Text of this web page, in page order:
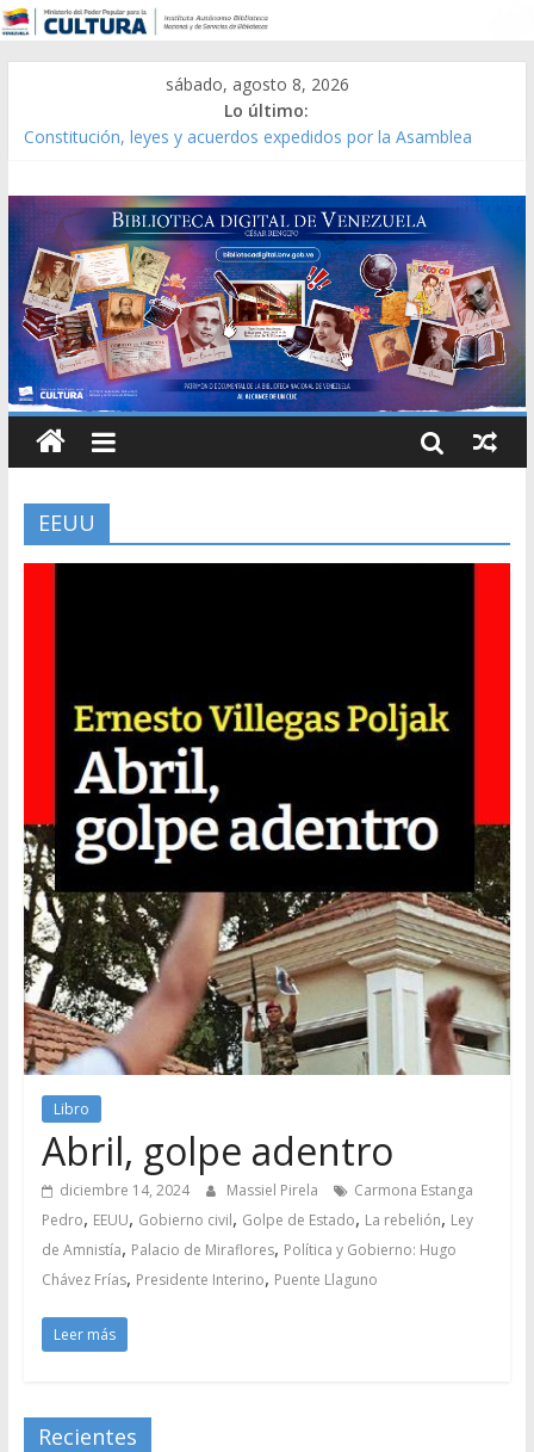
sábado, agosto 8, 2026
Lo último:
Constitución, leyes y acuerdos expedidos por la Asamblea
Modesta Bor Sánchez [material gráfico]
Gaceta Oficial de la República de Venezuela año CXXXIII Mes V,
Caracas 09 de marzo de 2006 N° 38.394
Catálogo temático de obras de Modesta Bor
EEUU
Libro
Abril, golpe adentro
diciembre 14, 2024 Massiel Pirela
Carmona Estanga
Pedro, EEUU, Gobierno civil, Golpe de Estado, La rebelión, Ley
de Amnistía, Palacio de Miraflores, Política y Gobierno: Hugo
Chávez Frías, Presidente Interino, Puente Llaguno
Leer más
Recientes